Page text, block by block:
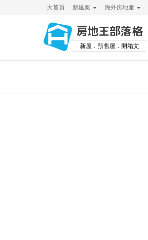
大首頁 新建案 海外房地產
房地王部落格
新屋．預售屋．開箱文